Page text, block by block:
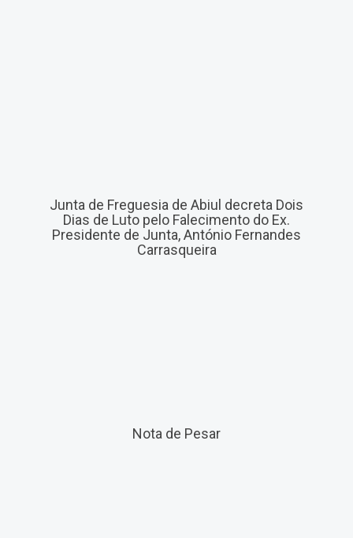
Junta de Freguesia de Abiul decreta Dois
Dias de Luto pelo Falecimento do Ex.
Presidente de Junta, António Fernandes
Carrasqueira
Nota de Pesar